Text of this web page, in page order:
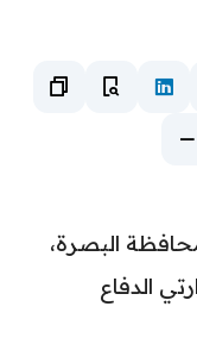
البصرة،
الدفاع